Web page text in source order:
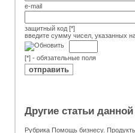
e-mail
защитный код [*]
введите сумму чисел, указанных
[*] - обязательные поля
Другие статьи
Рубрика Помощь бизнесу.